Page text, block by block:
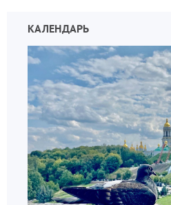
КАЛЕНДАРЬ